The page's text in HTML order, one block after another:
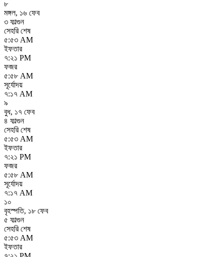
৮
মঙ্গল, ১৬ ফেব
৩ ফাল্গুন
সেহরি শেষ
৫:৫৩ AM
ইফতার
৭:২১ PM
ফজর
৫:৫৮ AM
সূর্যোদয়
৭:১৭ AM
৯
বুধ, ১৭ ফেব
৪ ফাল্গুন
সেহরি শেষ
৫:৫৩ AM
ইফতার
৭:২১ PM
ফজর
৫:৫৮ AM
সূর্যোদয়
৭:১৭ AM
১০
বৃহস্পতি, ১৮ ফেব
৫ ফাল্গুন
সেহরি শেষ
৫:৫৩ AM
ইফতার